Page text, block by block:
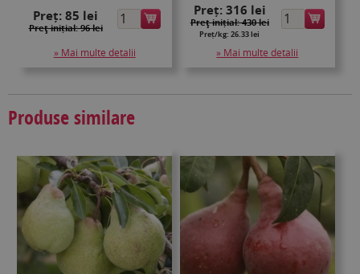
Preț:85 lei
Preţ inițial: 96 lei
» Mai multe detalii
Preț: 316 lei
Preţ inițial: 430 lei
Preț/kg: 26.33 lei
» Mai multe detalii
Produse similare